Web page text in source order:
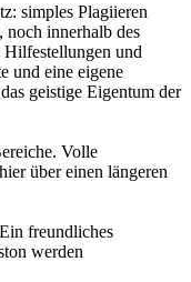
simples Plagiieren
noch innerhalb des
und
und eine eigene
geistige Eigentum der
Volle
über einen längeren
freundliches
werden